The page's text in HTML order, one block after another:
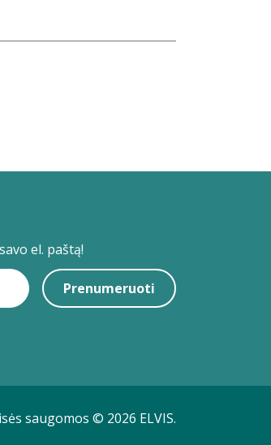
el. paštą!
Prenumeruoti
saugomos © 2026 ELVIS.